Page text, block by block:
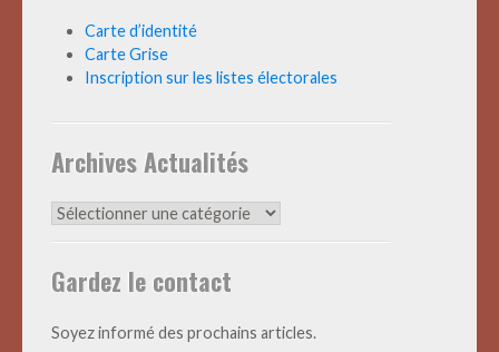
Carte d’identité
Carte Grise
Inscription sur les listes électorales
Archives Actualités
Archives
Gardez le contact
Soyez informé des prochains articles.